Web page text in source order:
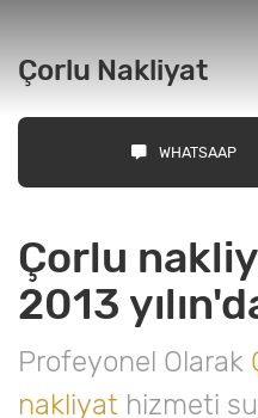
Çorlu Nakliyat
WHATSAAP
Çorlu
2013
Profeyonel Olarak
nakliyat hizmeti